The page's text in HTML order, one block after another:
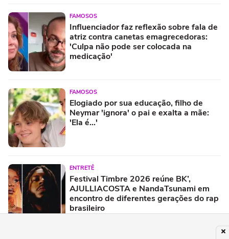
FAMOSOS
Influenciador faz reflexão sobre fala de
atriz contra canetas emagrecedoras:
'Culpa não pode ser colocada na
medicação'
FAMOSOS
Elogiado por sua educação, filho de
Neymar 'ignora' o pai e exalta a mãe:
'Ela é...'
ENTRETÊ
Festival Timbre 2026 reúne BK’,
AJULLIACOSTA e NandaTsunami em
encontro de diferentes gerações do rap
brasileiro